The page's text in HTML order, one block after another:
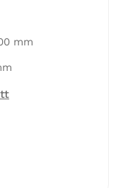
mm